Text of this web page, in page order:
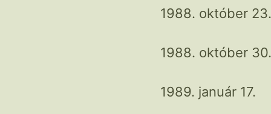
1988. október 23.
1988. október 30.
1989. január 17.